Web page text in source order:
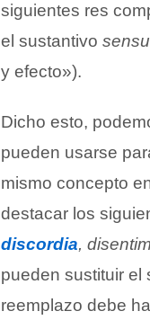
siguientes res
el sustantivo
y efecto»).
Dicho esto,
pueden usarse
mismo concepto
destacar los
discordia,
pueden sustituir el
reemplazo debe